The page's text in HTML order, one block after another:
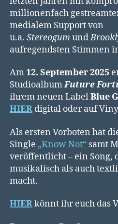
millionenfach
medialem Support von
u.a. Stereogumund
aufregendsten Stimmen
Am12. September 2025
StudioalbumFuture
ihrem neuen LabelBlue
HIER digital oder auf
Als ersten Vorboten hat
Single „Know Not“ samt
veröffentlicht – ein Song,
musikalisch als auch
macht.
HIERkönnt ihr euch das